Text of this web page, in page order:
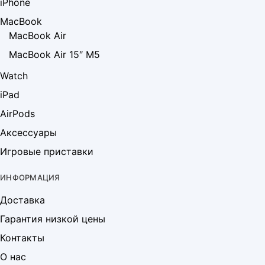
iPhone
MacBook
MacBook Air
MacBook Air 15″ M5
Watch
iPad
AirPods
Аксессуары
Игровые приставки
ИНФОРМАЦИЯ
Доставка
Гарантия низкой цены
Контакты
О нас